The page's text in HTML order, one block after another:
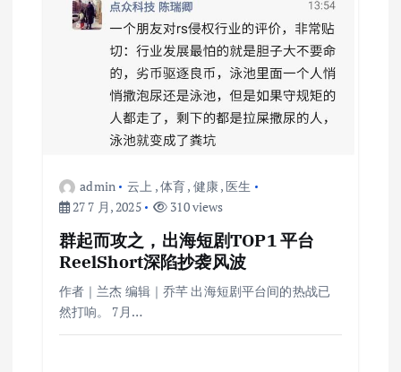
admin 云上 ,体育, 健康, 医生
27 7 月, 2025
310 views
群起而攻之，出海短剧TOP1 平台
ReelShort深陷抄袭风波
作者｜兰杰 编辑｜乔芊 出海短剧平台间的热战已
然打响。 7月…